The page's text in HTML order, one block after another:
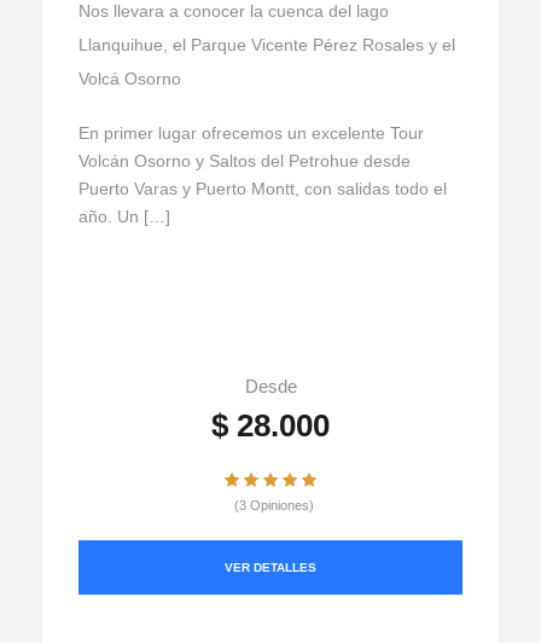
Nos llevara a conocer la cuenca del lago
Llanquihue, el Parque Vicente Pérez Rosales y el
Volcá Osorno
En primer lugar ofrecemos un excelente Tour
Volcán Osorno y Saltos del Petrohue desde
Puerto Varas y Puerto Montt, con salidas todo el
año. Un […]
Desde
$ 28.000
(3 Opiniones)
VER DETALLES